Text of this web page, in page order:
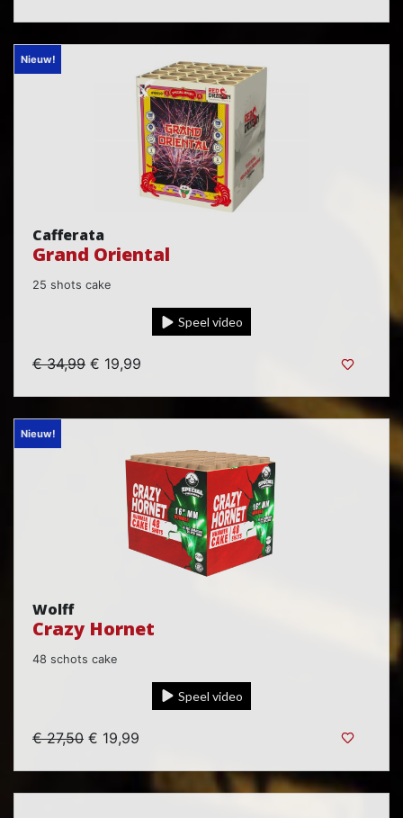
Nieuw!
Cafferata
Grand Oriental
25 shots cake
Speel video
€ 34,99 € 19,99
Nieuw!
Wolff
Crazy Hornet
48 schots cake
Speel video
€ 27,50 € 19,99